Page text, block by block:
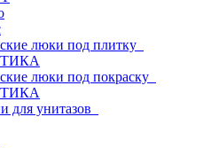
люки под плитку
люки под покраску
для унитазов